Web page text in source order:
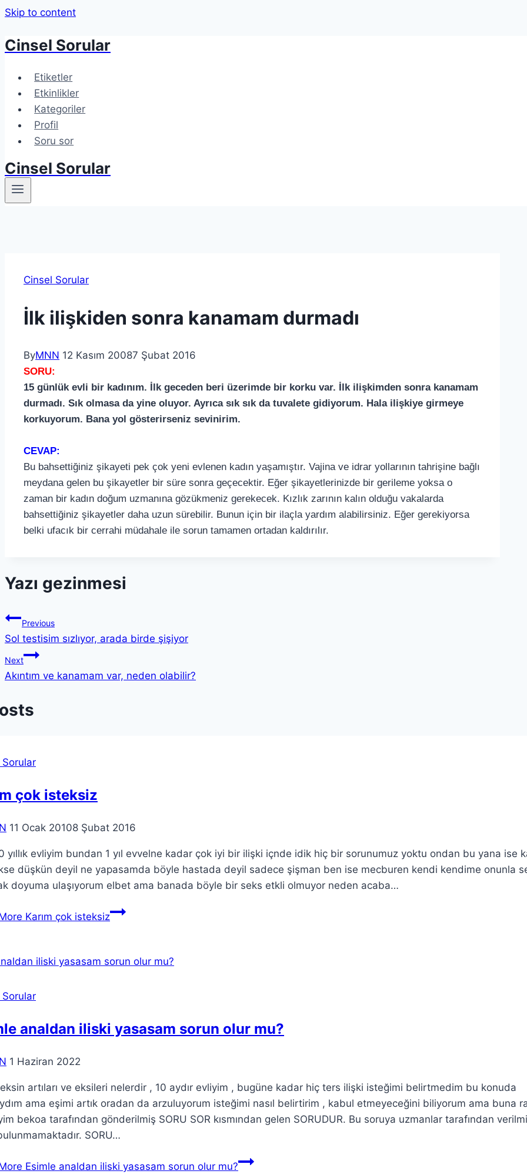
Skip to content
Cinsel Sorular
Etiketler
Etkinlikler
Kategoriler
Profil
Soru sor
Cinsel Sorular
Cinsel Sorular
İlk ilişkiden sonra kanamam durmadı
ByMNN 12 Kasım 20087 Şubat 2016
SORU:
15 günlük evli bir kadınım. İlk geceden beri üzerimde bir korku var. İlk ilişkimden sonra kanamam
durmadı. Sık olmasa da yine oluyor. Ayrıca sık sık da tuvalete gidiyorum. Hala ilişkiye girmeye
korkuyorum. Bana yol gösterirseniz sevinirim.
CEVAP:
Bu bahsettiğiniz şikayeti pek çok yeni evlenen kadın yaşamıştır. Vajina ve idrar yollarının tahrişine bağlı
meydana gelen bu şikayetler bir süre sonra geçecektir. Eğer şikayetlerinizde bir gerileme yoksa o
zaman bir kadın doğum uzmanına gözükmeniz gerekecek. Kızlık zarının kalın olduğu vakalarda
bahsettiğiniz şikayetler daha uzun sürebilir. Bunun için bir ilaçla yardım alabilirsiniz. Eğer gerekiyorsa
belki ufacık bir cerrahi müdahale ile sorun tamamen ortadan kaldırılır.
Yazı gezinmesi
Previous
Sol testisim sızlıyor, arada birde şişiyor
Next
Akıntım ve kanamam var, neden olabilir?
çok isteksiz
11 Ocak 20108 Şubat 2016
yıllık evliyim bundan 1 yıl evvelne kadar çok iyi bir ilişki içnde idik hiç bir sorunumuz yoktu ondan bu yana ise
düşkün deyil ne yapasamda böyle hastada deyil sadece şişman ben ise mecburen kendi kendime onunla
doyuma ulaşıyorum elbet ama banada böyle bir seks etkli olmuyor neden acaba…
Karım çok isteksiz
analdan iliski yasasam sorun olur mu?
1 Haziran 2022
artıları ve eksileri nelerdir , 10 aydır evliyim , bugüne kadar hiç ters ilişki isteğimi belirtmedim bu konuda
ama eşimi artık oradan da arzuluyorum isteğimi nasıl belirtirim , kabul etmeyeceğini biliyorum ama buna
bekoa tarafından gönderilmiş SORU SOR kısmından gelen SORUDUR. Bu soruya uzmanlar tarafından
SORU…
Esimle analdan iliski yasasam sorun olur mu?